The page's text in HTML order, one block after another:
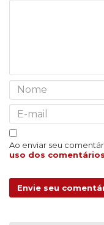
Ao enviar seu
uso dos comentários
Envie seu